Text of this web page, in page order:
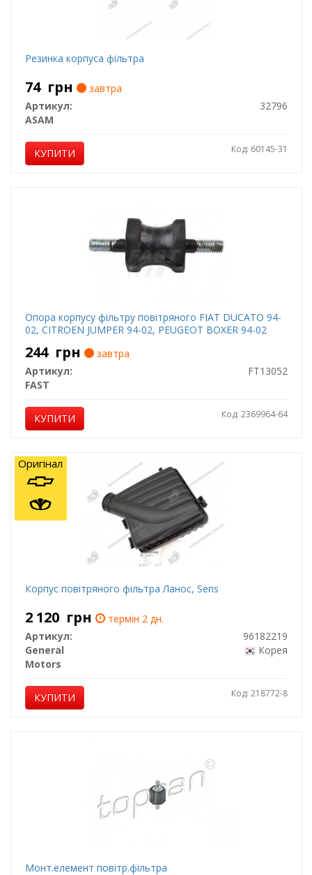
Резинка корпуса фільтра
74 грн
завтра
Артикул:
32796
ASAM
КУПИТИ Код: 60145-31
Опора корпусу фільтру повітряного FIAT DUCATO 94-
02, CITROEN JUMPER 94-02, PEUGEOT BOXER 94-02
244 грн
завтра
Артикул:
FT13052
FAST
КУПИТИ Код: 2369964-64
Корпус повітряного фільтра Ланос, Sens
2 120 грн
термін 2 дн.
Артикул:
96182219
General
Motors
Корея
КУПИТИ Код: 218772-8
Оригінал
Монт.елемент повітр.фільтра